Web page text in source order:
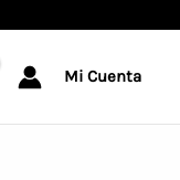
Mi Cuenta